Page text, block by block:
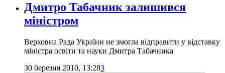
Дмитро Табачник залишився
міністром
Верховна Рада України не змогла відправити у відставку
міністра освіти та науки Дмитра Табачника
30 березня 2010, 13:283